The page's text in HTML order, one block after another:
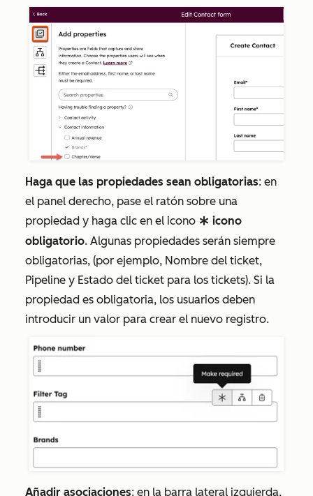
Haga que las propiedades sean obligatorias: en
el panel derecho, pase el ratón sobre una
propiedad y haga clic en el icono requiredPropertyIcon icono
obligatorio. Algunas propiedades serán siempre
obligatorias, (por ejemplo, Nombre del ticket,
Pipeline y Estado del ticket para los tickets). Si la
propiedad es obligatoria, los usuarios deben
introducir un valor para crear el nuevo registro.
Añadir asociaciones: en la barra lateral izquierda,